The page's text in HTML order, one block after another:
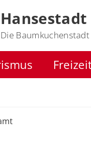
Hansestadt
Die Baumkuchenstadt